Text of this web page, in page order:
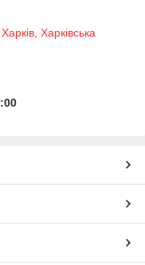
Харківська